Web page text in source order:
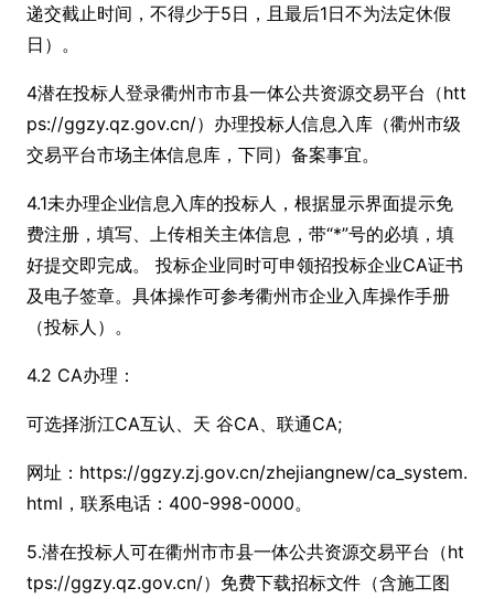
递交截止时间，不得少于5日，且最后1日不为法定休假
日）。
4潜在投标人登录衢州市市县一体公共资源交易平台（htt
ps://ggzy.qz.gov.cn/）办理投标人信息入库（衢州市级
交易平台市场主体信息库，下同）备案事宜。
4.1未办理企业信息入库的投标人，根据显示界面提示免
费注册，填写、上传相关主体信息，带“*”号的必填，填
好提交即完成。 投标企业同时可申领招投标企业CA证书
及电子签章。具体操作可参考衢州市企业入库操作手册
（投标人）。
4.2 CA办理：
可选择浙江CA互认、天 谷CA、联通CA;
网址：https://ggzy.zj.gov.cn/zhejiangnew/ca_system.
html，联系电话：400-998-0000。
5.潜在投标人可在衢州市市县一体公共资源交易平台（ht
tps://ggzy.qz.gov.cn/）免费下载招标文件（含施工图